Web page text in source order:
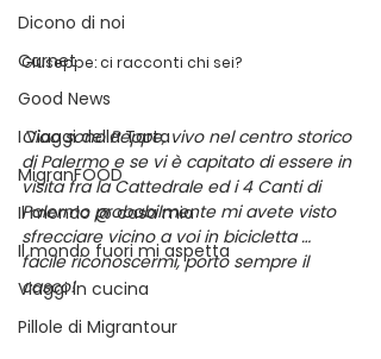
Dicono di noi
Carnet
Good News
I Viaggi della Tarta
MigranFOOD
Il mondo @ casa mia
Il mondo fuori mi aspetta
Viaggi in cucina
Pillole di Migrantour
Giuseppe: ci racconti chi sei?
Ciao sono Peppe, vivo nel centro storico
di Palermo e se vi è capitato di essere in
visita fra la Cattedrale ed i 4 Canti di
Palermo probabilmente mi avete visto
sfrecciare vicino a voi in bicicletta …
facile riconoscermi, porto sempre il
casco!